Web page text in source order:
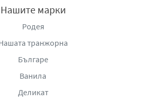
Нашите марки
Родея
транжорна
Българе
Ванила
Деликат